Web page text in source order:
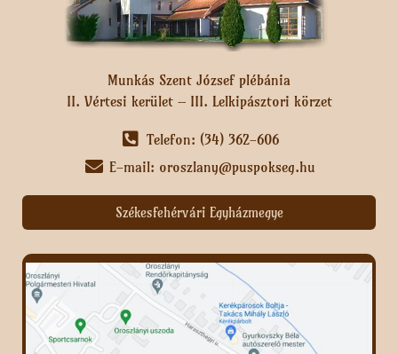
Munkás Szent József plébánia
II. Vértesi kerület – III. Lelkipásztori körzet
Telefon: (34) 362-606
E-mail: oroszlany@puspokseg.hu
Székesfehérvári Egyházmegye